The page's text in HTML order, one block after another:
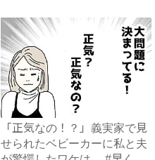
「正気なの！？」義実家で見
せられたベビーカーに私と夫